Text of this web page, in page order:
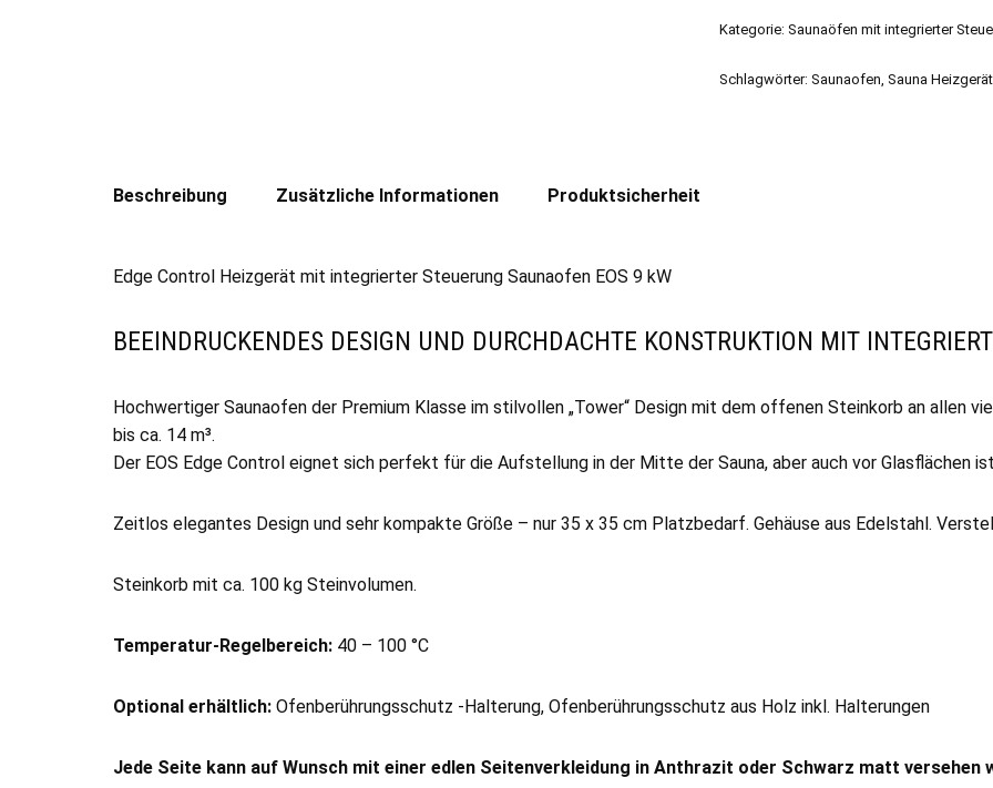
Kategorie:Saunaöfen mit integrierter
Schlagwörter:Saunaofen,Sauna Heizgerät
Beschreibung Zusätzliche Informationen Produktsicherheit
Edge Control Heizgerät mit integrierter Steuerung Saunaofen EOS 9 kW
BEEINDRUCKENDES DESIGN UND DURCHDACHTE KONSTRUKTION MIT
Hochwertiger Saunaofen der Premium Klasse im stilvollen „Tower“ Design mit dem offenen Steinkorb an allen
bis ca. 14 m³.
Der EOS Edge Control eignet sich perfekt für die Aufstellung in der Mitte der Sauna, aber auch vor Glasflächen
Zeitlos elegantes Design und sehr kompakte Größe – nur 35 x 35 cm Platzbedarf. Gehäuse aus Edelstahl.
Steinkorb mit ca. 100 kg Steinvolumen.
Temperatur-Regelbereich: 40 – 100 °C
Optional erhältlich: Ofenberührungsschutz -Halterung, Ofenberührungsschutz aus Holz inkl. Halterungen
Jede Seite kann auf Wunsch mit einer edlen Seitenverkleidung in Anthrazit oder Schwarz matt versehen